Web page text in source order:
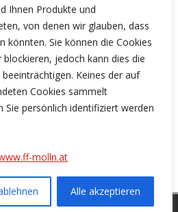
Ihnen Produkte und
von denen wir glauben, dass
könnten. Sie können die Cookies
jedoch kann dies die
Keines der auf
Cookies sammelt
persönlich identifiziert werden
molln.at
Alle akzeptieren
Theme vonMH Themes